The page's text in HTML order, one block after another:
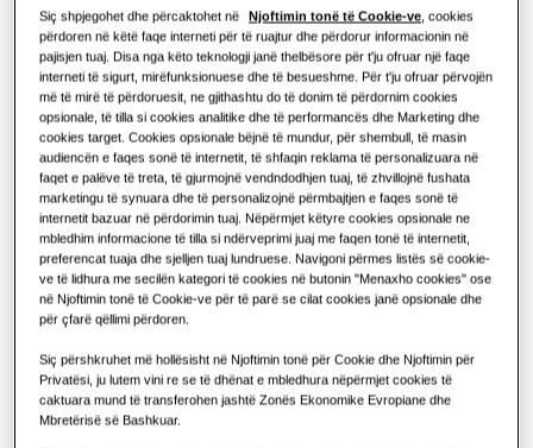
Çfarë është kondicioneri dhe si
funksionon?
ZGJIDHJET KOMERCIALE
Hotele
Dyqanet
Restorante
Zyra
Qëndrueshmëri
Zgjidhjet e pompës së ngrohjes
ZGJIDHJE PËR NDËRTESA KOMERCIALE
Zgjidhjet e kondicionerit
Komandat
Produktet Hero
Rreth Samsung
KAPACITETI: 3.5KW NGROHJE: FTOHJE:
AR35
AR12TXHQASINEU
Kapaciteti i ofruar
2.6KW 3.5KW 5.3KW 7.0KW
1 fazë
Siç shpjegohet dhe përcaktohet në Njoftimin tonë të Cookie-ve, cookies
përdoren në këtë faqe interneti për të ruajtur dhe përdorur informacionin në
pajisjen tuaj. Disa nga këto teknologji janë thelbësore për t'ju ofruar një faqe
interneti të sigurt, mirëfunksionuese dhe të besueshme. Për t'ju ofruar përvojën
më të mirë të përdoruesit, ne gjithashtu do të donim të përdornim cookies
opsionale, të tilla si cookies analitike dhe të performancës dhe Marketing dhe
cookies target. Cookies opsionale bëjnë të mundur, për shembull, të masin
audiencën e faqes sonë të internetit, të shfaqin reklama të personalizuara në
faqet e palëve të treta, të gjurmojnë vendndodhjen tuaj, të zhvillojnë fushata
marketingu të synuara dhe të personalizojnë përmbajtjen e faqes sonë të
internetit bazuar në përdorimin tuaj. Nëpërmjet këtyre cookies opsionale ne
mbledhim informacione të tilla si ndërveprimi juaj me faqen tonë të internetit,
preferencat tuaja dhe sjelljen tuaj lundruese. Navigoni përmes listës së cookie-
ve të lidhura me secilën kategori të cookies në butonin "Menaxho cookies" ose
në Njoftimin tonë të Cookie-ve për të parë se cilat cookies janë opsionale dhe
për çfarë qëllimi përdoren.
Siç përshkruhet më hollësisht në Njoftimin tonë për Cookie dhe Njoftimin për
Privatësi, ju lutem vini re se të dhënat e mbledhura nëpërmjet cookies të
caktuara mund të transferohen jashtë Zonës Ekonomike Evropiane dhe
Mbretërisë së Bashkuar.